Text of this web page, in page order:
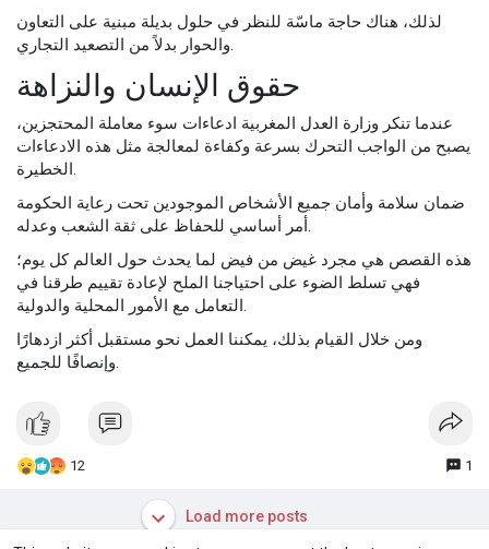
لذلك، هناك حاجة ماسّة للنظر في حلول بديلة مبنية على التعاون
والحوار بدلاً من التصعيد التجاري.
حقوق الإنسان والنزاهة
عندما تنكر وزارة العدل المغربية ادعاءات سوء معاملة المحتجزين،
يصبح من الواجب التحرك بسرعة وكفاءة لمعالجة مثل هذه الادعاءات
الخطيرة.
ضمان سلامة وأمان جميع الأشخاص الموجودين تحت رعاية الحكومة
أمر أساسي للحفاظ على ثقة الشعب وعدله.
هذه القصص هي مجرد غيض من فيض لما يحدث حول العالم كل يوم؛
فهي تسلط الضوء على احتياجنا الملح لإعادة تقييم طرقنا في
التعامل مع الأمور المحلية والدولية.
ومن خلال القيام بذلك، يمكننا العمل نحو مستقبل أكثر ازدهارًا
وإنصافًا للجميع.
12 1
Load more posts